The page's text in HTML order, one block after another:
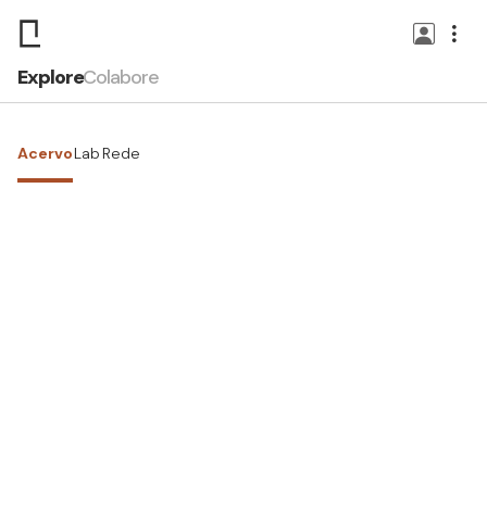
ExploreColabore
AcervoLab Rede